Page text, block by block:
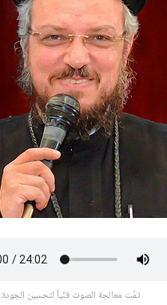
تمّت معالجة الصوت فنّياً لتحسين الجودة.